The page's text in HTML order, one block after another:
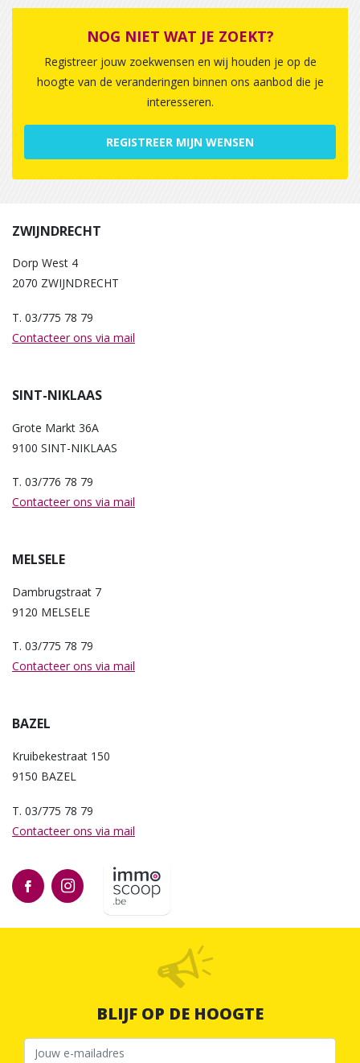
NOG NIET WAT JE ZOEKT?
Registreer jouw zoekwensen en wij houden je op de
hoogte van de veranderingen binnen ons aanbod die je
interesseren.
REGISTREER MIJN WENSEN
ZWIJNDRECHT
Dorp West 4
2070 ZWIJNDRECHT
T. 03/775 78 79
Contacteer ons via mail
SINT-NIKLAAS
Grote Markt 36A
9100 SINT-NIKLAAS
T. 03/776 78 79
Contacteer ons via mail
MELSELE
Dambrugstraat 7
9120 MELSELE
T. 03/775 78 79
Contacteer ons via mail
BAZEL
Kruibekestraat 150
9150 BAZEL
T. 03/775 78 79
Contacteer ons via mail
BLIJF OP DE HOOGTE